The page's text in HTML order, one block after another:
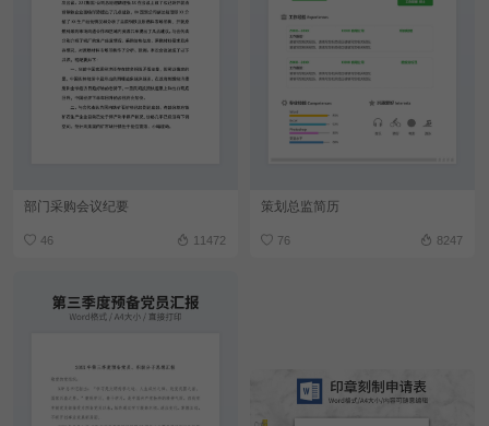
部门采购会议纪要
46 11472
策划总监简历
76 8247